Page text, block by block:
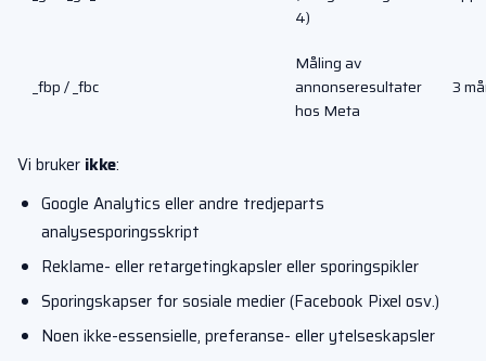
4)
_fbp / _fbc
Måling av
annonseresultater
hos Meta
3
Vi bruker ikke:
Google Analytics eller andre tredjeparts
analysesporingsskript
Reklame- eller retargetingkapsler eller sporingspikler
Sporingskapser for sosiale medier (Facebook Pixel osv.)
Noen ikke-essensielle, preferanse- eller ytelseskapsler